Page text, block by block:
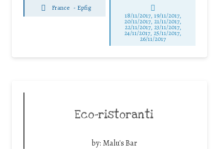
France - Epfig
18/11/2017, 19/11/2017,
20/11/2017, 21/11/2017,
22/11/2017, 23/11/2017,
24/11/2017, 25/11/2017,
26/11/2017
Eco-ristoranti
by: Malu's Bar